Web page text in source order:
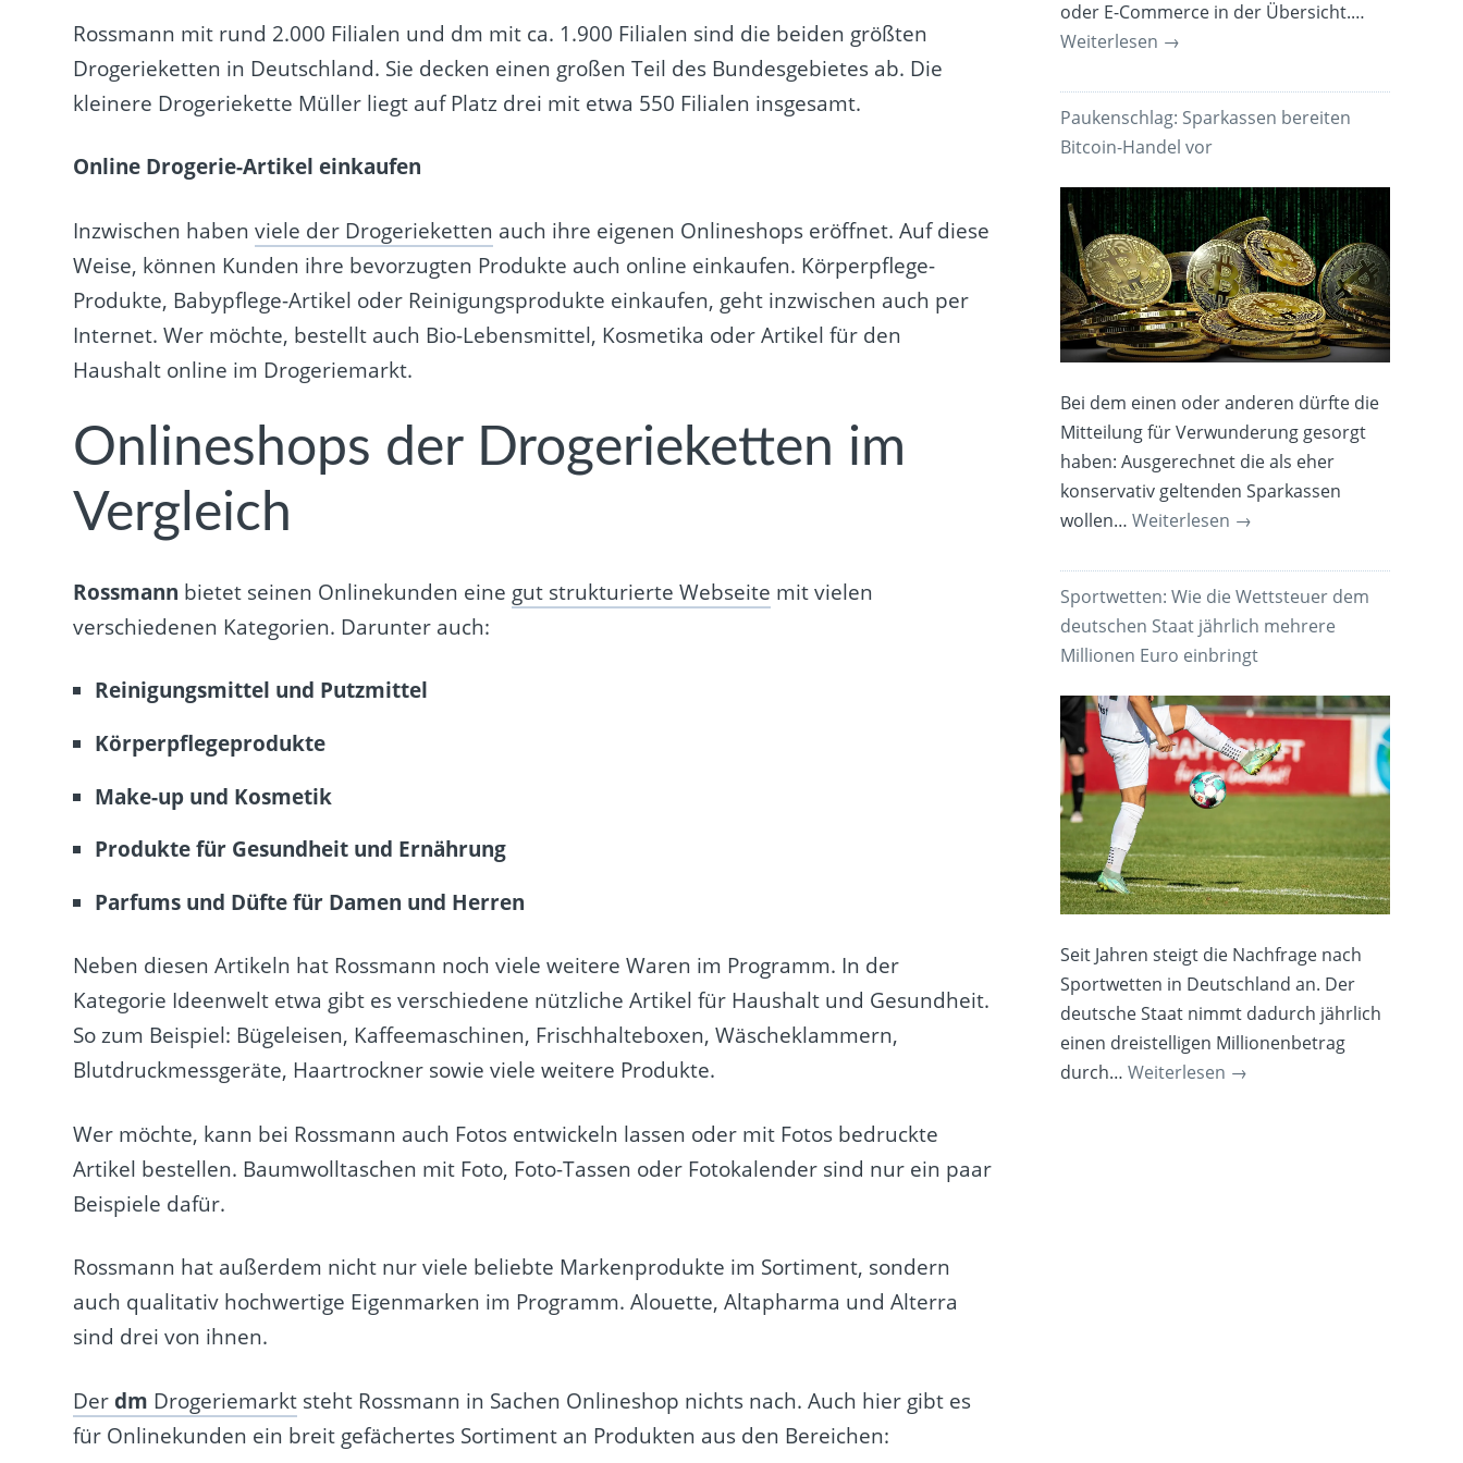
Rossmann mit rund 2.000 Filialen und dm mit ca. 1.900 Filialen sind die beiden größten
Drogerieketten in Deutschland. Sie decken einen großen Teil des Bundesgebietes ab. Die
kleinere Drogeriekette Müller liegt auf Platz drei mit etwa 550 Filialen insgesamt.
Online Drogerie-Artikel einkaufen
Inzwischen habenviele der Drogerieketten auch ihre eigenen Onlineshops eröffnet. Auf diese
Weise, können Kunden ihre bevorzugten Produkte auch online einkaufen. Körperpflege-
Produkte, Babypflege-Artikel oder Reinigungsprodukte einkaufen, geht inzwischen auch per
Internet. Wer möchte, bestellt auch Bio-Lebensmittel, Kosmetika oder Artikel für den
Haushalt online im Drogeriemarkt.
Onlineshops der Drogerieketten im
Vergleich
Rossmann bietet seinen Onlinekunden eine gut strukturierte Webseite mit vielen
verschiedenen Kategorien. Darunter auch:
Reinigungsmittel und Putzmittel
Körperpflegeprodukte
Make-up und Kosmetik
Produkte für Gesundheit und Ernährung
Parfums und Düfte für Damen und Herren
Neben diesen Artikeln hat Rossmann noch viele weitere Waren im Programm. In der
Kategorie Ideenwelt etwa gibt es verschiedene nützliche Artikel für Haushalt und Gesundheit.
So zum Beispiel: Bügeleisen, Kaffeemaschinen, Frischhalteboxen, Wäscheklammern,
Blutdruckmessgeräte, Haartrockner sowie viele weitere Produkte.
Wer möchte, kann bei Rossmann auch Fotos entwickeln lassen oder mit Fotos bedruckte
Artikel bestellen. Baumwolltaschen mit Foto, Foto-Tassen oder Fotokalender sind nur ein paar
Beispiele dafür.
Rossmann hat außerdem nicht nur viele beliebte Markenprodukte im Sortiment, sondern
auch qualitativ hochwertige Eigenmarken im Programm. Alouette, Altapharma und Alterra
sind drei von ihnen.
Derdm Drogeriemarkt steht Rossmann in Sachen Onlineshop nichts nach. Auch hier gibt es
für Onlinekunden ein breit gefächertes Sortiment an Produkten aus den Bereichen:
oder E-Commerce in der Übersicht.…
Weiterlesen →
Paukenschlag: Sparkassen bereiten
Bitcoin-Handel vor
Bei dem einen oder anderen dürfte die
Mitteilung für Verwunderung gesorgt
haben: Ausgerechnet die als eher
konservativ geltenden Sparkassen
wollen…Weiterlesen →
Sportwetten: Wie die Wettsteuer dem
deutschen Staat jährlich mehrere
Millionen Euro einbringt
Seit Jahren steigt die Nachfrage nach
Sportwetten in Deutschland an. Der
deutsche Staat nimmt dadurch jährlich
einen dreistelligen Millionenbetrag
durch…Weiterlesen →